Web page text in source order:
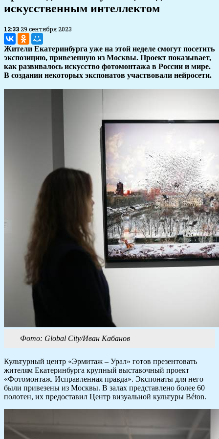
искусственным интеллектом
12:3329 сентября 2023
Жители Екатеринбурга уже на этой неделе смогут посетить
экспозицию, привезенную из Москвы. Проект показывает,
как развивалось искусство фотомонтажа в России и мире.
В создании некоторых экспонатов участвовали нейросети.
Фото: Global City/Иван Кабанов
Культурный центр «Эрмитаж – Урал» готов презентовать
жителям Екатеринбурга крупный выставочный проект
«Фотомонтаж. Исправленная правда». Экспонаты для него
были привезены из Москвы. В залах представлено более 60
полотен, их предоставил Центр визуальной культуры Béton.